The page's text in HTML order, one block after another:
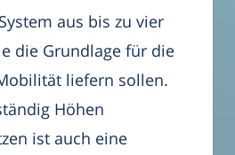
aus bis zu vier
die Grundlage für die
liefern sollen.
Höhen
ist auch eine